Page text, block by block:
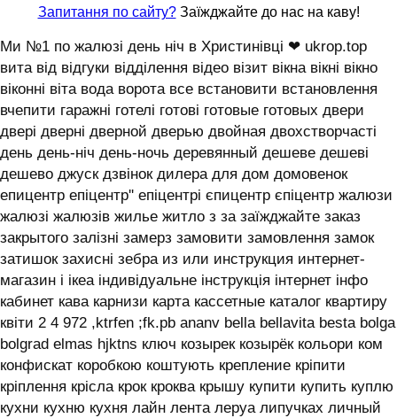
Запитання по сайту?Заїжджайте до нас на каву!
Ми №1 по жалюзі день ніч в Христинівці ❤ ukrop.top
вита від відгуки відділення відео візит вікна вікні вікно
віконні віта вода ворота все встановити встановлення
вчепити гаражні готелі готові готовые готовых двери
двері дверні дверной дверью двойная двохстворчасті
день день-ніч день-ночь деревянный дешеве дешеві
дешево джуск дзвінок дилера для дом домовенок
епицентр епіцентр'' епіцентрі єпицентр єпіцентр жалюзи
жалюзі жалюзів жилье житло з за заїжджайте заказ
закрытого залізні замерз замовити замовлення замок
затишок захисні зебра из или инструкция интернет-
магазин і ікеа індивідуальне інструкція інтернет інфо
кабинет кава карнизи карта кассетные каталог квартиру
квіти 2 4 972 ,ktrfen ;fk.pb ananv bella bellavita besta bolga
bolgrad elmas hjktns ключ козырек козырёк кольори ком
конфискат коробкою коштують крепление кріпити
кріплення крісла крок кроква крышу купити купить куплю
кухни кухню кухня лайн лента леруа липучках личный